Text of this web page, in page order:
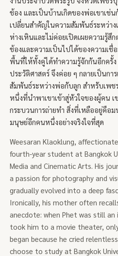
ช้อง และเป็นบ้านเกิดของพ่อเขาเช่น
เปลี่ยนสำคัญในความสัมพันธ์ระหว่าง
ห่างเหินและไม่ค่อยเปิดเผยความรู้สึ
ช้องและความเป็นไปได้ของความเชื่
พื้นที่ให้ทั้งคู่ได้ทำความรู้จักกันอีกครั้ง
ประวัติศาสตร์ จึงค่อย ๆ กลายเป็นการ
สัมพันธ์ระหว่างพ่อกับลูก สำหรับเพช
หนึ่งที่นำพาเขาเข้าสู่หัวใจของผู้คน เ
กระบวนการถ่ายทำ สิ่งที่เหลืออยู่คือ
มนุษย์อีกคนหนึ่งอย่างจริงใจที่สุด
Weesaran Klaoklung,
fourth-year student at Bangkok
Media and Cinematic Arts. His
a passion for photography and
gradually evolved into a deep
Ironically, his mother often
anecdote: when Phet was still
took him to a movie theater,
began because he cried
choose to study at Bangkok